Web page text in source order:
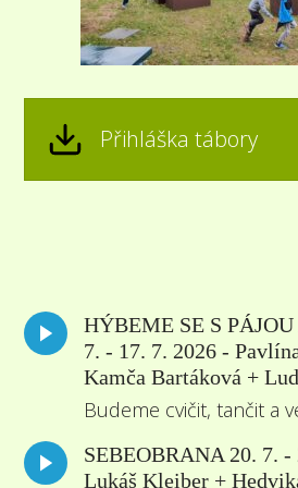
Přihláška tábory
HÝBEME SE S
7. - 17. 7. 2026 -
Kamča Bartáková +
Budeme cvičit, tančit a
SEBEOBRANA 20. 7. -
Lukáš Kleiber +